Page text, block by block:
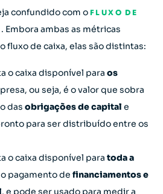
confundido com o FLUXO DE
. Embora ambas as métricas
fluxo de caixa, elas são distintas:
o caixa disponível para os
ou seja, é o valor que sobra
das obrigações de capital e
para ser distribuído entre os
o caixa disponível para toda a
pagamento de financiamentos e
, e pode ser usado para medir a